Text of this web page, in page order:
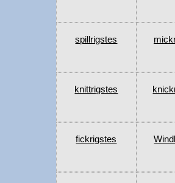
spillrigstes
knittrigstes
fickrigstes